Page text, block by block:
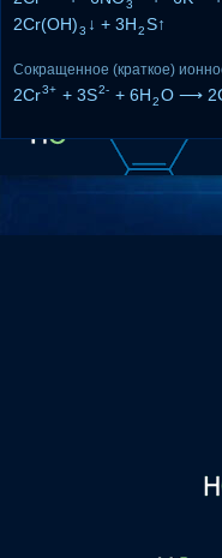
3
2Cr(OH)3 ↓ + 3H2S↑
Сокращенное (краткое)
2Cr3+ + 3S2- + 6H2O ⟶